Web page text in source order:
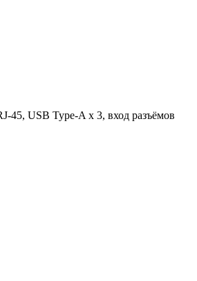
45, USB Type-A x 3, вход разъёмов